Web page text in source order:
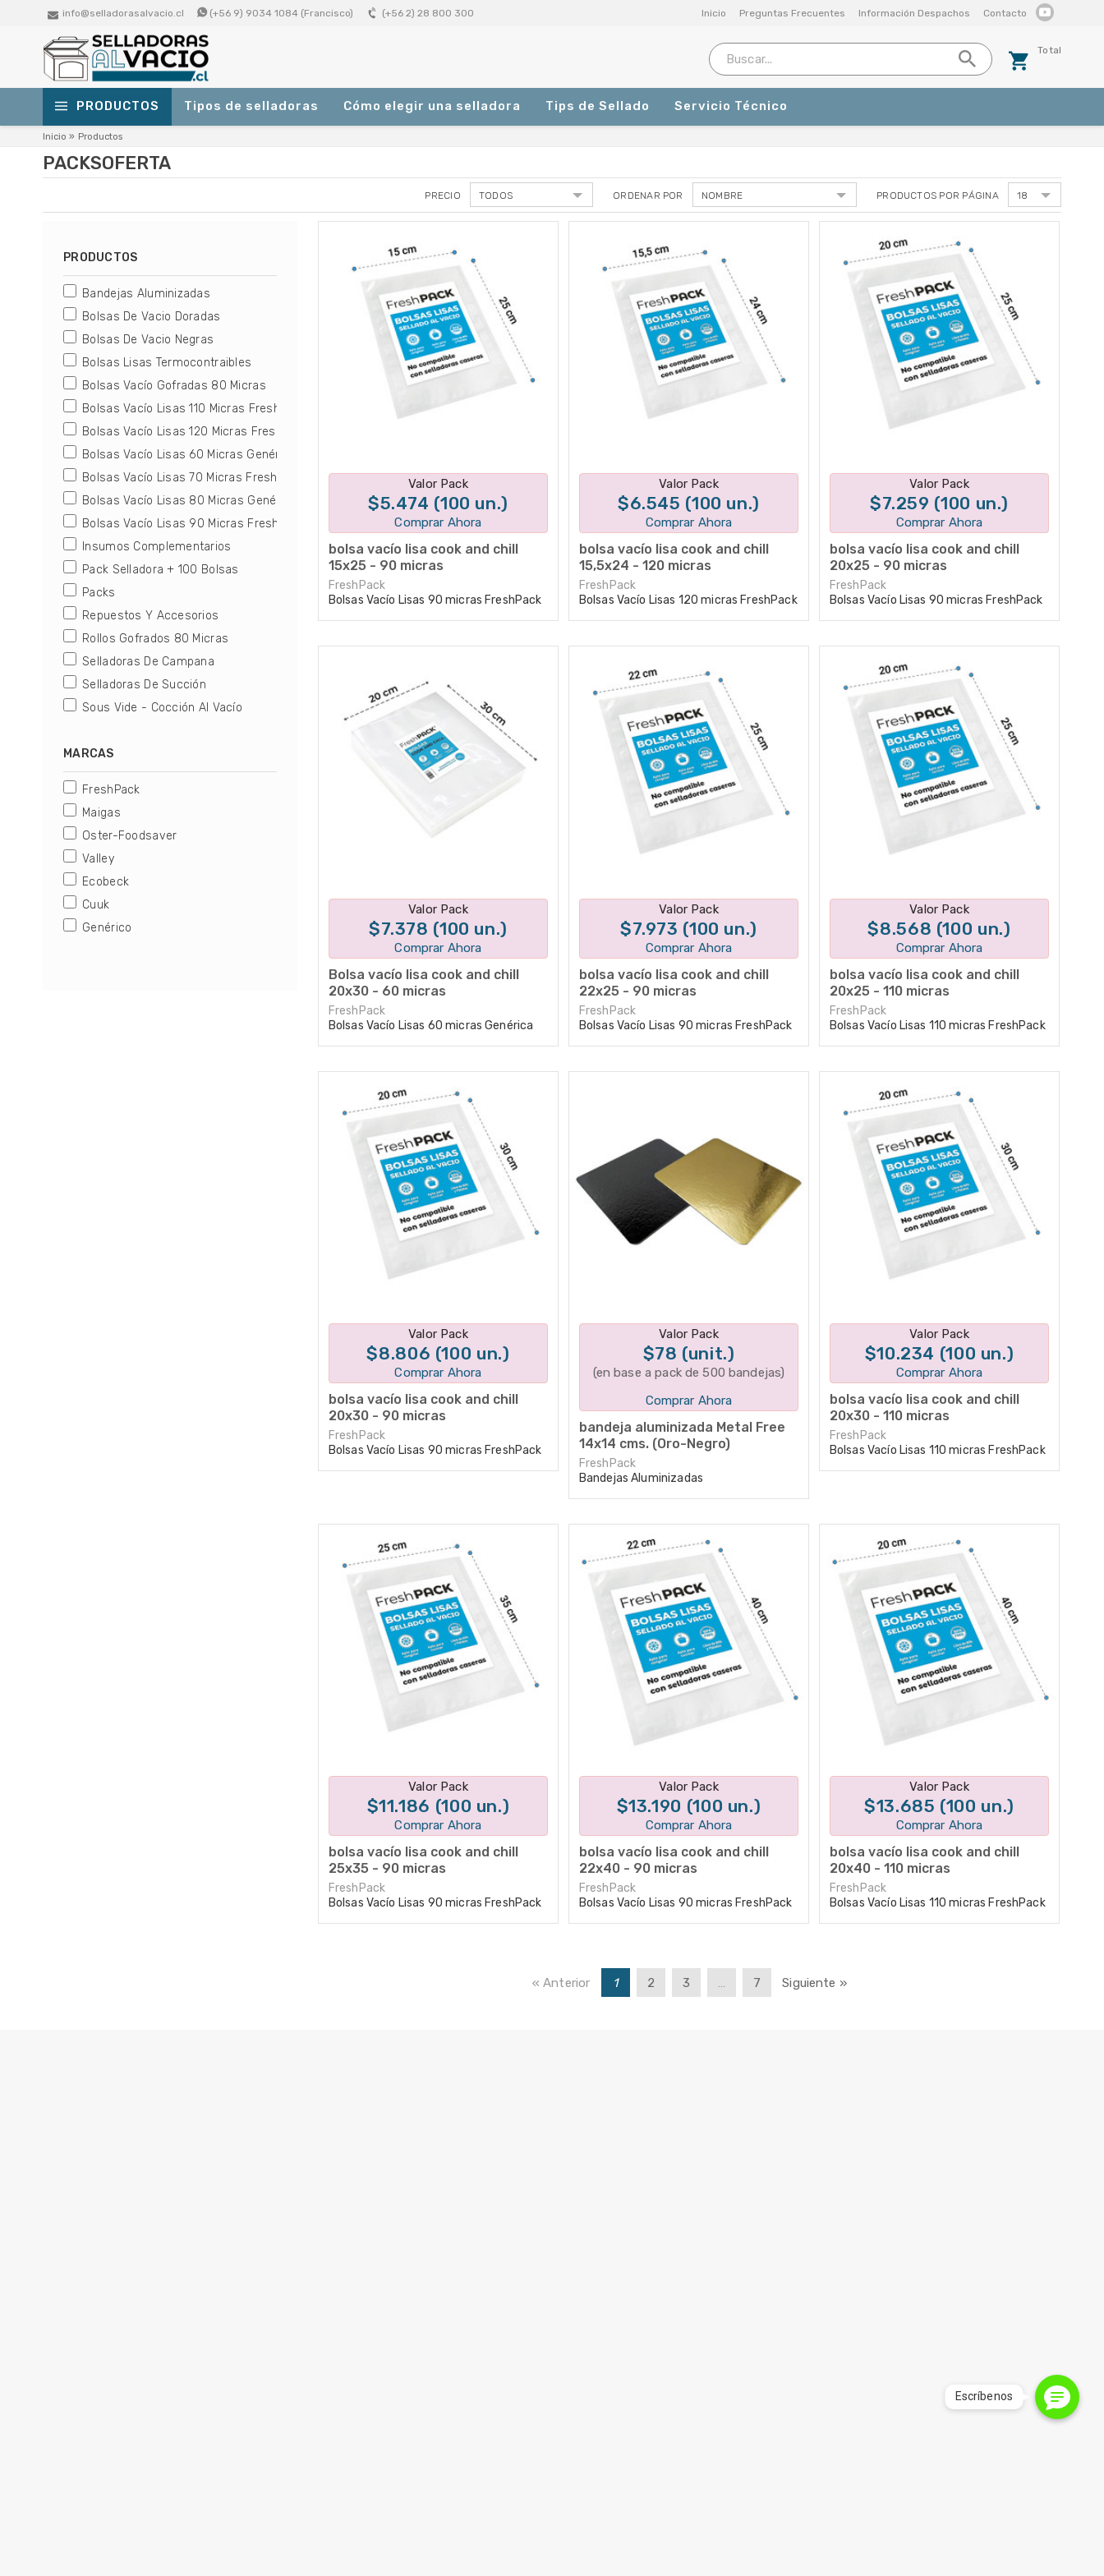
info@selladorasalvacio.cl (+56 9) 9034 1084 (Francisco) (+56 2) 28 800 300 Inicio Preguntas Frecuentes Información Despachos Contacto
Total
PRODUCTOS
Externo)
Para uso doméstico y pequeños negocios.
Selladoras Profesionales de
Para usar con selladoras al vacío
profesionales de campana.
Bolsas de Vacío Gofradas para
Selladoras de Succión
Para utilizar con selladoras caseras y
selladoras profesionales de succión.
Rollos de Vacío Gofrados
profesionales.
Insumos Complementarios
Bandejas Aluminizadas, film plástico, guantes
de nitriol, bolsas doypack y otros insumos para
el hogar o emprendimientos gastronómicos.
Sous Vide - Termocirculadores
técnica Sous Vide (cocción al vacío)
Repuestos y Accesorios
Tipos de selladoras Cómo elegir una selladora Tips de Sellado Servicio Técnico
Productos
Selladoras De Succion (Vacio Externo)
Selladoras Profesionales De Campana
Bolsas De Vacio Lisas
Bolsas De Vacio Gofradas
Rollos De Vacio Gofrados
Repuestos Y Accesorios
Sous Vide - Cocción Al Vacío
Tipos de selladoras
Tips de Sellado
Inicio » Productos
PACKSOFERTA
PRECIO ORDENAR POR PRODUCTOS POR PÁGINA
PRODUCTOS
Bandejas Aluminizadas
Bolsas De Vacio Doradas
Bolsas De Vacio Negras
Bolsas Lisas Termocontraibles
Bolsas Vacío Gofradas 80 Micras
Bolsas Vacío Lisas 110 Micras FreshPack
Bolsas Vacío Lisas 120 Micras FreshPack
Bolsas Vacío Lisas 60 Micras Genérica
Bolsas Vacío Lisas 70 Micras FreshPack
Bolsas Vacío Lisas 80 Micras Genérica (Solo Envasado)
Bolsas Vacío Lisas 90 Micras FreshPack
Insumos Complementarios
Pack Selladora + 100 Bolsas
Packs
Repuestos Y Accesorios
Rollos Gofrados 80 Micras
Selladoras De Campana
Selladoras De Succión
Sous Vide - Cocción Al Vacío
MARCAS
FreshPack
Maigas
Oster-Foodsaver
Valley
Ecobeck
Cuuk
Genérico
Disponible en 1 variantes
Valor Pack
$5.474 (100 un.)
Comprar Ahora
bolsa vacío lisa cook and chill
15x25 - 90 micras
FreshPack
Bolsas Vacío Lisas 90 micras FreshPack
Disponible en 1 variantes
Valor Pack
$6.545 (100 un.)
Comprar Ahora
bolsa vacío lisa cook and chill
15,5x24 - 120 micras
FreshPack
Bolsas Vacío Lisas 120 micras FreshPack
Disponible en 1 variantes
Valor Pack
$7.259 (100 un.)
Comprar Ahora
bolsa vacío lisa cook and chill
20x25 - 90 micras
FreshPack
Bolsas Vacío Lisas 90 micras FreshPack
Disponible en 1 variantes
Valor Pack
$7.378 (100 un.)
Comprar Ahora
Bolsa vacío lisa cook and chill
20x30 - 60 micras
FreshPack
Bolsas Vacío Lisas 60 micras Genérica
Disponible en 1 variantes
Valor Pack
$7.973 (100 un.)
Comprar Ahora
bolsa vacío lisa cook and chill
22x25 - 90 micras
FreshPack
Bolsas Vacío Lisas 90 micras FreshPack
Disponible en 1 variantes
Valor Pack
$8.568 (100 un.)
Comprar Ahora
bolsa vacío lisa cook and chill
20x25 - 110 micras
FreshPack
Bolsas Vacío Lisas 110 micras FreshPack
Disponible en 1 variantes
Valor Pack
$8.806 (100 un.)
Comprar Ahora
bolsa vacío lisa cook and chill
20x30 - 90 micras
FreshPack
Bolsas Vacío Lisas 90 micras FreshPack
Disponible en 1 variantes
Valor Pack
$78 (unit.)
(en base a pack de 500 bandejas)
Comprar Ahora
bandeja aluminizada Metal Free
14x14 cms. (Oro-Negro)
FreshPack
Bandejas Aluminizadas
Disponible en 1 variantes
Valor Pack
$10.234 (100 un.)
Comprar Ahora
bolsa vacío lisa cook and chill
20x30 - 110 micras
FreshPack
Bolsas Vacío Lisas 110 micras FreshPack
Disponible en 1 variantes
Valor Pack
$11.186 (100 un.)
Comprar Ahora
bolsa vacío lisa cook and chill
25x35 - 90 micras
FreshPack
Bolsas Vacío Lisas 90 micras FreshPack
Disponible en 1 variantes
Valor Pack
$13.190 (100 un.)
Comprar Ahora
bolsa vacío lisa cook and chill
22x40 - 90 micras
FreshPack
Bolsas Vacío Lisas 90 micras FreshPack
Disponible en 1 variantes
Valor Pack
$13.685 (100 un.)
Comprar Ahora
bolsa vacío lisa cook and chill
20x40 - 110 micras
FreshPack
Bolsas Vacío Lisas 110 micras FreshPack
« Anterior 1 2 3 … 7 Siguiente »